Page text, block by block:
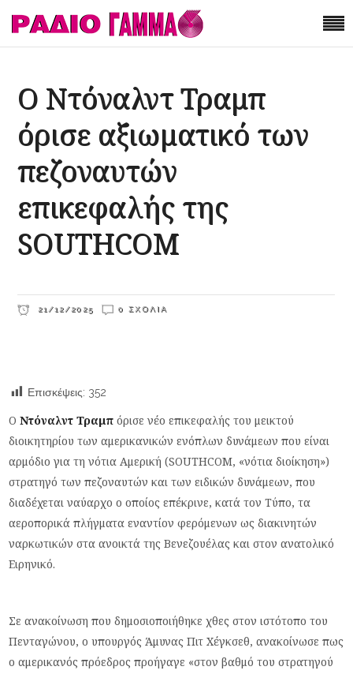
Ο Ντόναλντ Τραμπ
όρισε αξιωματικό των
πεζοναυτών
επικεφαλής της
SOUTHCOM
21/12/2025 0 ΣΧΌΛΙΑ
Επισκέψεις: 352
Ο Ντόναλντ Τραμπ όρισε νέο επικεφαλής του μεικτού
διοικητηρίου των αμερικανικών ενόπλων δυνάμεων που είναι
αρμόδιο για τη νότια Αμερική (SOUTHCOM, «νότια διοίκηση»)
στρατηγό των πεζοναυτών και των ειδικών δυνάμεων, που
διαδέχεται ναύαρχο ο οποίος επέκρινε, κατά τον Τύπο, τα
αεροπορικά πλήγματα εναντίον φερόμενων ως διακινητών
ναρκωτικών στα ανοικτά της Βενεζουέλας και στον ανατολικό
Ειρηνικό.
Σε ανακοίνωση που δημοσιοποιήθηκε χθες στον ιστότοπο του
Πενταγώνου, ο υπουργός Άμυνας Πιτ Χέγκσεθ, ανακοίνωσε πως
ο αμερικανός πρόεδρος προήγαγε «στον βαθμό του στρατηγού